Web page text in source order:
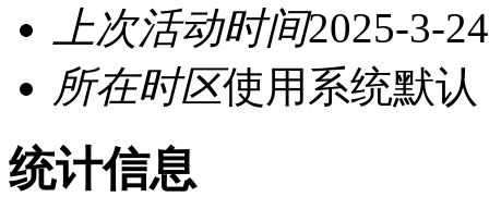
上次活动时间2025-3-
所在时区使用系统默认
统计信息